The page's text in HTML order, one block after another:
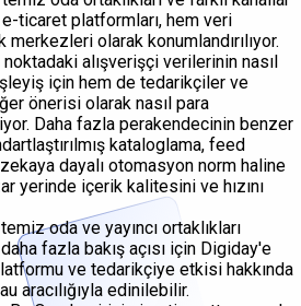
ticaret platformları, hem veri
olarak konumlandırılıyor.
noktadaki alışverişçi verilerinin nasıl
için hem de tedarikçiler ve
önerisi olarak nasıl para
Daha fazla perakendecinin benzer
kataloglama, feed
dayalı otomasyon norm haline
yerinde içerik kalitesini ve hızını
oda ve yayıncı ortaklıkları
fazla bakış açısı için Digiday'e
ve tedarikçiye etkisi hakkında
aracılığıyla edinilebilir.